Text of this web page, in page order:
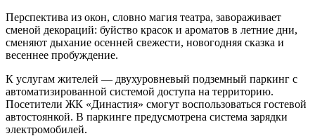
Перспектива из окон, словно магия театра, завораживает
сменой декораций: буйство красок и ароматов в летние дни,
сменяют дыхание осенней свежести, новогодняя сказка и
весеннее пробуждение.
К услугам жителей — двухуровневый подземный паркинг с
автоматизированной системой доступа на территорию.
Посетители ЖК «Династия» смогут воспользоваться гостевой
автостоянкой. В паркинге предусмотрена система зарядки
электромобилей.